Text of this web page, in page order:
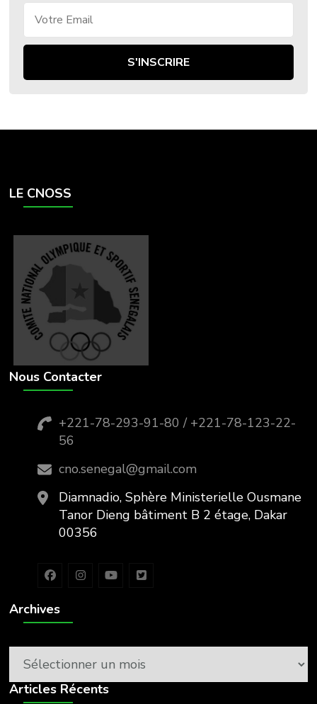
LE CNOSS
Nous Contacter
+221-78-293-91-80 / +221-78-123-22-
56
cno.senegal@gmail.com
Diamnadio, Sphère Ministerielle Ousmane
Tanor Dieng bâtiment B 2 étage, Dakar
00356
Archives
Archives
Articles Récents